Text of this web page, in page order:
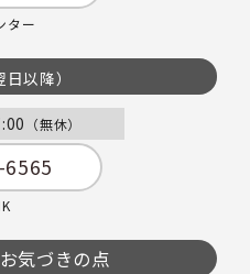
ター
日以降）
（無休）
気づきの点